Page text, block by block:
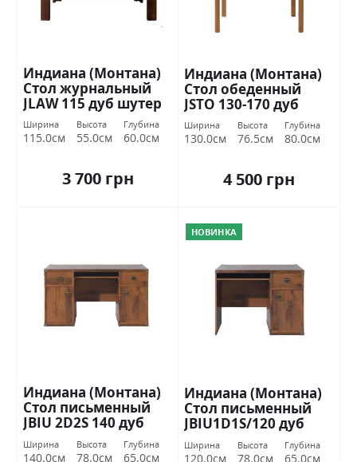
Индиана (Монтана)
Стол журнальный
JLAW 115 дуб шутер
БРВ Украина
Ширина
115.0см
Высота
55.0см
Глубина
60.0см
3 700 грн
Индиана (Монтана)
Стол обеденный
JSTO 130-170 дуб
шутер БРВ Украина
Ширина
130.0см
Высота
76.5см
Глубина
80.0см
4 500 грн
Индиана (Монтана)
Стол письменный
JBIU 2D2S 140 дуб
шутер БРВ Украина
Ширина
140.0см
Высота
78.0см
Глубина
65.0см
НОВИНКА
Индиана (Монтана)
Стол письменный
JBIU1D1S/120 дуб
шутер БРВ Украина
Ширина
120.0см
Высота
78.0см
Глубина
65.0см